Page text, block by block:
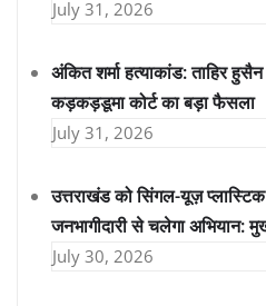
July 31, 2026
अंकित शर्मा हत्याकांड: ताहिर
कड़कड़डूमा कोर्ट का बड़ा फैसला
July 31, 2026
उत्तराखंड को सिंगल-यूज़
जनभागीदारी से चलेगा अभियान:
July 30, 2026